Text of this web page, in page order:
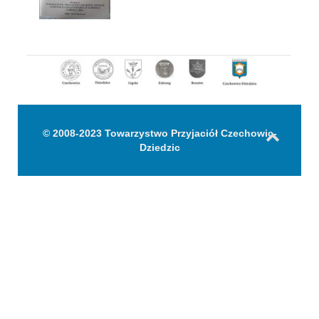
© 2008-2023 Towarzystwo Przyjaciół Czechowic-
Dziedzic